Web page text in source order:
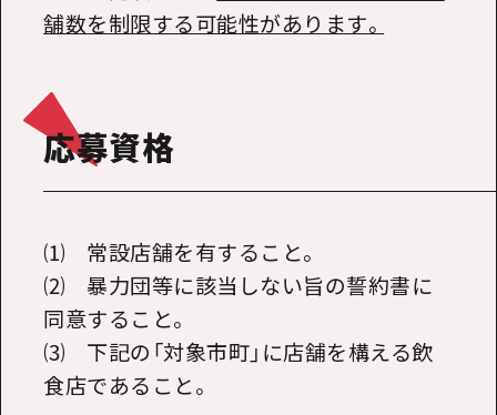
舗数を制限する可能性があります。
応募資格
⑴ 常設店舗を有すること。
⑵ 暴力団等に該当しない旨の誓約書に
同意すること。
⑶ 下記の「対象市町」に店舗を構える飲
食店であること。